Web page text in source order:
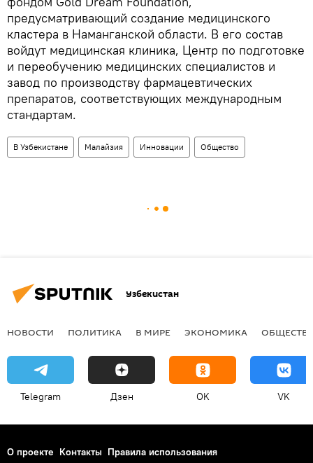
предусматривающий создание медицинского
кластера в Наманганской области. В его состав
войдут медицинская клиника, Центр по подготовке
и переобучению медицинских специалистов и
завод по производству фармацевтических
препаратов, соответствующих международным
стандартам.
В Узбекистане Малайзия Инновации Общество
Узбекистан
НОВОСТИ ПОЛИТИКА В МИРЕ ЭКОНОМИКА
Telegram Дзен OK VK
О проекте Контакты Правила использования